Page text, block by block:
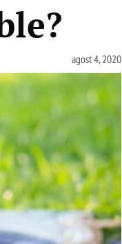
agost 4, 2020